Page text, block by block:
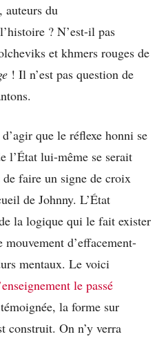
auteurs du
? N’est-il pas
et khmers rouges de
! Il n’est pas question de
que le réflexe honni se
l’État lui-même se serait
faire un signe de croix
de Johnny. L’État
la logique qui le fait exister
d’effacement-
mentaux. Le voici
le passé
la forme sur
construit. On n’y verra